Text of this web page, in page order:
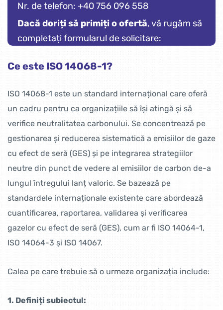
Nr. de telefon: +40 756 096 558
Dacă doriți să primiți o ofertă, vă rugăm să
completați formularul de solicitare:
Ce este ISO 14068-1?
ISO 14068-1 este un standard internațional care oferă
un cadru pentru ca organizațiile să își atingă și să
verifice neutralitatea carbonului. Se concentrează pe
gestionarea și reducerea sistematică a emisiilor de gaze
cu efect de seră (GES) și pe integrarea strategiilor
neutre din punct de vedere al emisiilor de carbon de-a
lungul întregului lanț valoric. Se bazează pe
standardele internaționale existente care abordează
cuantificarea, raportarea, validarea și verificarea
gazelor cu efect de seră (GES), cum ar fi ISO 14064-1,
ISO 14064-3 și ISO 14067.
Calea pe care trebuie să o urmeze organizația include:
1. Definiți subiectul: